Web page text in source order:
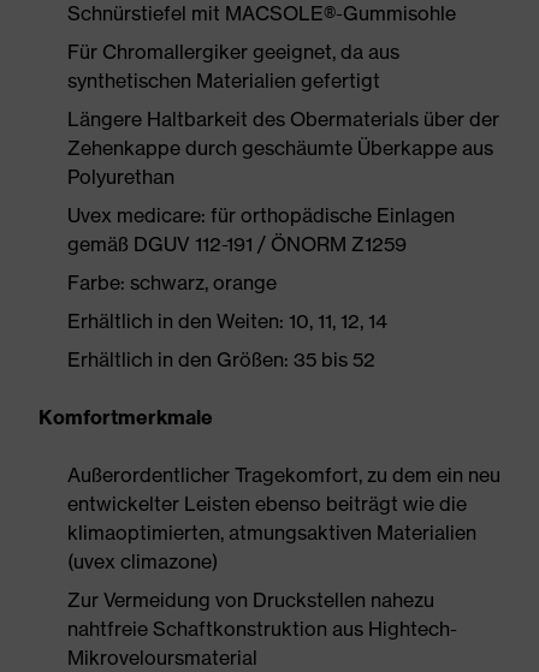
Schnürstiefel mit MACSOLE®-Gummisohle
Für Chromallergiker geeignet, da aus
synthetischen Materialien gefertigt
Längere Haltbarkeit des Obermaterials über der
Zehenkappe durch geschäumte Überkappe aus
Polyurethan
Uvex medicare: für orthopädische Einlagen
gemäß DGUV 112-191 / ÖNORM Z1259
Farbe: schwarz, orange
Erhältlich in den Weiten: 10, 11, 12, 14
Erhältlich in den Größen: 35 bis 52
Komfortmerkmale
Außerordentlicher Tragekomfort, zu dem ein neu
entwickelter Leisten ebenso beiträgt wie die
klimaoptimierten, atmungsaktiven Materialien
(uvex climazone)
Zur Vermeidung von Druckstellen nahezu
nahtfreie Schaftkonstruktion aus Hightech-
Mikroveloursmaterial